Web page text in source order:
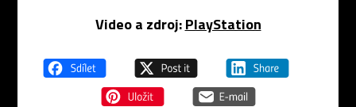
Video a zdroj: PlayStation